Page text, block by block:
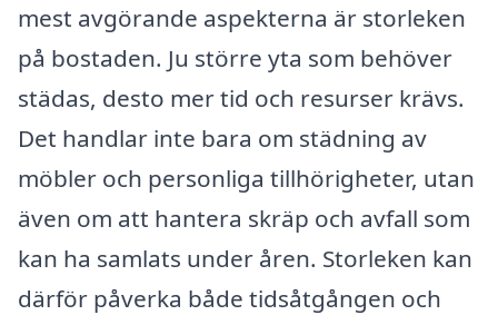
mest avgörande aspekterna är storleken
på bostaden. Ju större yta som behöver
städas, desto mer tid och resurser krävs.
Det handlar inte bara om städning av
möbler och personliga tillhörigheter, utan
även om att hantera skräp och avfall som
kan ha samlats under åren. Storleken kan
därför påverka både tidsåtgången och